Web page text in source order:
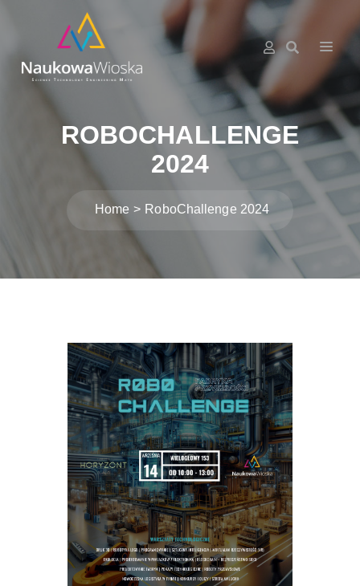
ROBOCHALLENGE
2024
Home RoboChallenge 2024